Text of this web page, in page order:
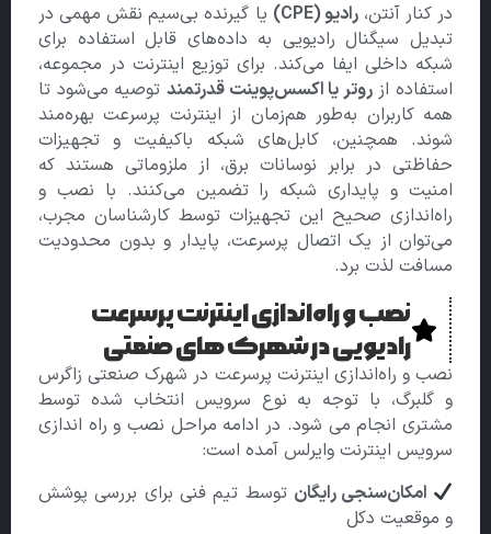
در کنار آنتن،رادیو(CPE)
یا گیرنده بی‌سیم نقش مهمی در
تبدیل سیگنال رادیویی به داده‌های قابل استفاده برای
شبکه داخلی ایفا می‌کند. برای توزیع اینترنت در مجموعه،
استفاده ازروتر یا اکسس‌پوینت قدرتمند توصیه می‌شود تا
همه کاربران به‌طور هم‌زمان از اینترنت پرسرعت بهره‌مند
شوند. همچنین، کابل‌های شبکه باکیفیت و تجهیزات
حفاظتی در برابر نوسانات برق، از ملزوماتی هستند که
امنیت و پایداری شبکه را تضمین می‌کنند. با نصب و
راه‌اندازی صحیح این تجهیزات توسط کارشناسان مجرب،
می‌توان از یک اتصال پرسرعت، پایدار و بدون محدودیت
مسافت لذت برد.
نصب و راه‌اندازی اینترنت پرسرعت
رادیویی در شهرک های صنعتی
نصب و راه‌اندازی اینترنت پرسرعت در شهرک صنعتی زاگرس
و گلبرگ، با توجه به نوع سرویس انتخاب شده توسط
مشتری انجام می شود. در ادامه مراحل نصب و راه اندازی
سرویس اینترنت وایرلس آمده است:
امکان‌سنجی رایگان توسط تیم فنی برای بررسی پوشش
و موقعیت دکل